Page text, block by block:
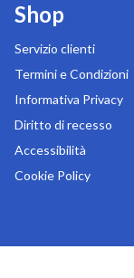
Shop
Servizio clienti
Termini e Condizioni
Informativa Privacy
Diritto di recesso
Accessibilità
Cookie Policy